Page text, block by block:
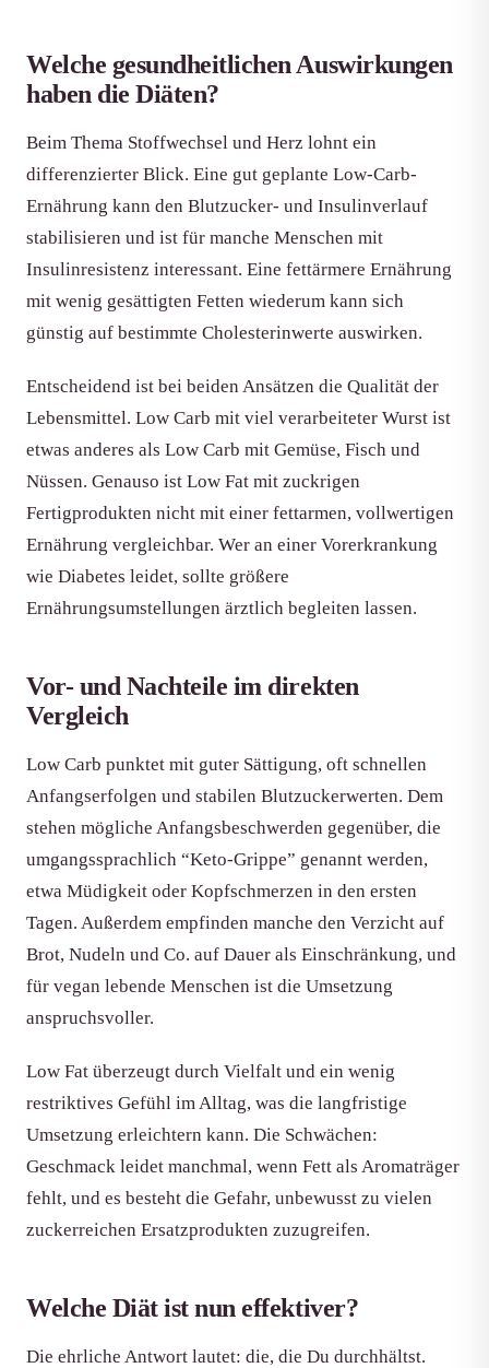
Welche gesundheitlichen Auswirkungen
haben die Diäten?
Beim Thema Stoffwechsel und Herz lohnt ein
differenzierter Blick. Eine gut geplante Low-Carb-
Ernährung kann den Blutzucker- und Insulinverlauf
stabilisieren und ist für manche Menschen mit
Insulinresistenz interessant. Eine fettärmere Ernährung
mit wenig gesättigten Fetten wiederum kann sich
günstig auf bestimmte Cholesterinwerte auswirken.
Entscheidend ist bei beiden Ansätzen die Qualität der
Lebensmittel. Low Carb mit viel verarbeiteter Wurst ist
etwas anderes als Low Carb mit Gemüse, Fisch und
Nüssen. Genauso ist Low Fat mit zuckrigen
Fertigprodukten nicht mit einer fettarmen, vollwertigen
Ernährung vergleichbar. Wer an einer Vorerkrankung
wie Diabetes leidet, sollte größere
Ernährungsumstellungen ärztlich begleiten lassen.
Vor- und Nachteile im direkten
Vergleich
Low Carb punktet mit guter Sättigung, oft schnellen
Anfangserfolgen und stabilen Blutzuckerwerten. Dem
stehen mögliche Anfangsbeschwerden gegenüber, die
umgangssprachlich “Keto-Grippe” genannt werden,
etwa Müdigkeit oder Kopfschmerzen in den ersten
Tagen. Außerdem empfinden manche den Verzicht auf
Brot, Nudeln und Co. auf Dauer als Einschränkung, und
für vegan lebende Menschen ist die Umsetzung
anspruchsvoller.
Low Fat überzeugt durch Vielfalt und ein wenig
restriktives Gefühl im Alltag, was die langfristige
Umsetzung erleichtern kann. Die Schwächen:
Geschmack leidet manchmal, wenn Fett als Aromaträger
fehlt, und es besteht die Gefahr, unbewusst zu vielen
zuckerreichen Ersatzprodukten zuzugreifen.
Welche Diät ist nun effektiver?
Die ehrliche Antwort lautet: die, die Du durchhältst.